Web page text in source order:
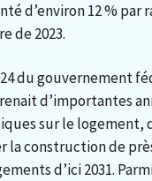
d’environ 12 % par
de 2023.
du gouvernement
d’importantes
sur le logement,
la construction de
d’ici 2031.